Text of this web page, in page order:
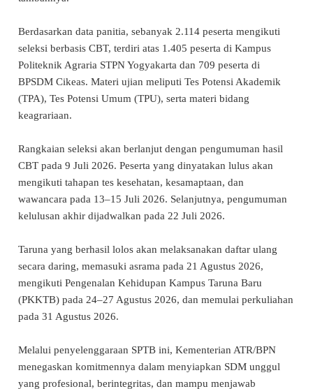
Berdasarkan data panitia, sebanyak 2.114 peserta mengikuti
seleksi berbasis CBT, terdiri atas 1.405 peserta di Kampus
Politeknik Agraria STPN Yogyakarta dan 709 peserta di
BPSDM Cikeas. Materi ujian meliputi Tes Potensi Akademik
(TPA), Tes Potensi Umum (TPU), serta materi bidang
keagrariaan.
Rangkaian seleksi akan berlanjut dengan pengumuman hasil
CBT pada 9 Juli 2026. Peserta yang dinyatakan lulus akan
mengikuti tahapan tes kesehatan, kesamaptaan, dan
wawancara pada 13–15 Juli 2026. Selanjutnya, pengumuman
kelulusan akhir dijadwalkan pada 22 Juli 2026.
Taruna yang berhasil lolos akan melaksanakan daftar ulang
secara daring, memasuki asrama pada 21 Agustus 2026,
mengikuti Pengenalan Kehidupan Kampus Taruna Baru
(PKKTB) pada 24–27 Agustus 2026, dan memulai perkuliahan
pada 31 Agustus 2026.
Melalui penyelenggaraan SPTB ini, Kementerian ATR/BPN
menegaskan komitmennya dalam menyiapkan SDM unggul
yang profesional, berintegritas, dan mampu menjawab